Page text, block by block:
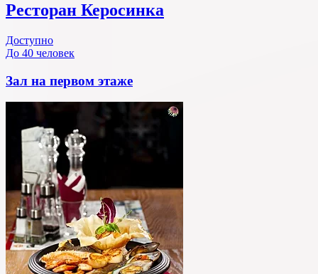
Ресторан Керосинка
Доступно
До 40 человек
Зал на первом этаже